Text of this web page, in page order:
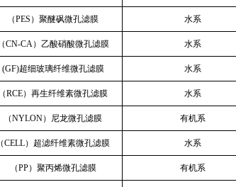
（PES）聚醚砜微孔滤膜 水系
CN-CA）乙酸硝酸微孔滤膜 水系
(GF)超细玻璃纤维微孔滤膜 水系
RCE）再生纤维素微孔滤膜 水系
（NYLON）尼龙微孔滤膜 有机系
CELL）超滤纤维素微孔滤膜 水系
（PP）聚丙烯微孔滤膜 有机系